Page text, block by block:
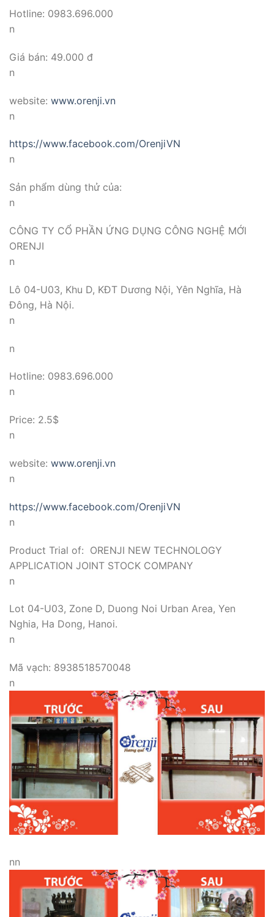
Hotline: 0983.696.000
n
Giá bán: 49.000 đ
n
website: www.orenji.vn
n
https://www.facebook.com/OrenjiVN
n
Sản phẩm dùng thử của:
n
CÔNG TY CỔ PHẦN ỨNG DỤNG CÔNG NGHỆ MỚI
ORENJI
n
Lô 04-U03, Khu D, KĐT Dương Nội, Yên Nghĩa, Hà
Đông, Hà Nội.
n
n
Hotline: 0983.696.000
n
Price: 2.5$
n
website: www.orenji.vn
n
https://www.facebook.com/OrenjiVN
n
Product Trial of: ORENJI NEW TECHNOLOGY
APPLICATION JOINT STOCK COMPANY
n
Lot 04-U03, Zone D, Duong Noi Urban Area, Yen
Nghia, Ha Dong, Hanoi.
n
Mã vạch: 8938518570048
n
nn